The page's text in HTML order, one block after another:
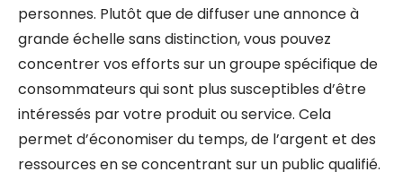
personnes. Plutôt que de diffuser une annonce à
grande échelle sans distinction, vous pouvez
concentrer vos efforts sur un groupe spécifique de
consommateurs qui sont plus susceptibles d’être
intéressés par votre produit ou service. Cela
permet d’économiser du temps, de l’argent et des
ressources en se concentrant sur un public qualifié.